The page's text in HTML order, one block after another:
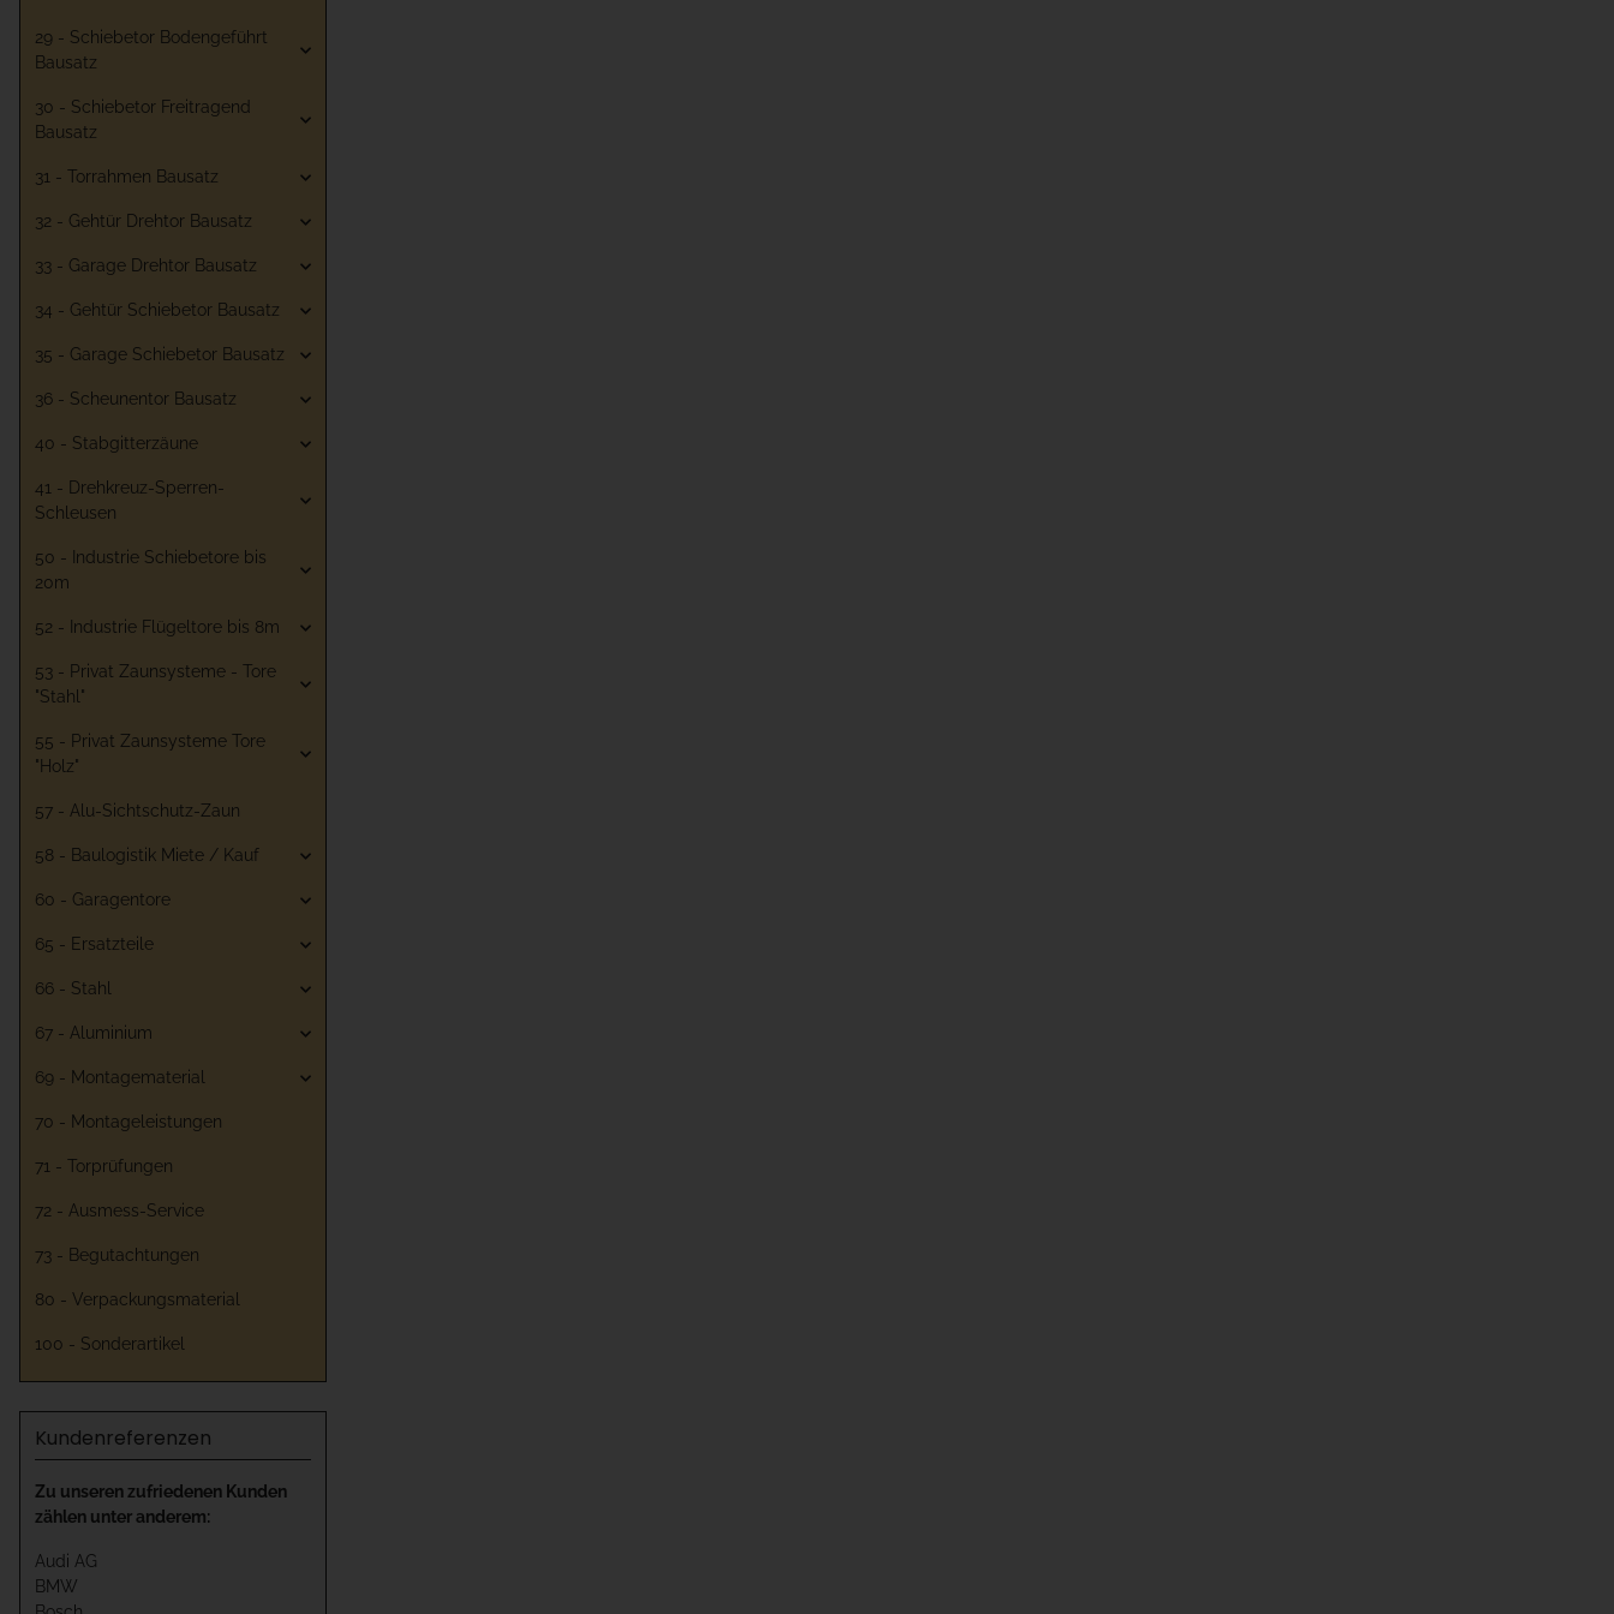
29 - Schiebetor Bodengeführt
Bausatz
30 - Schiebetor Freitragend
Bausatz
31 - Torrahmen Bausatz
32 - Gehtür Drehtor Bausatz
33 - Garage Drehtor Bausatz
34 - Gehtür Schiebetor Bausatz
35 - Garage Schiebetor Bausatz
36 - Scheunentor Bausatz
40 - Stabgitterzäune
41 - Drehkreuz-Sperren-
Schleusen
50 - Industrie Schiebetore bis
20m
52 - Industrie Flügeltore bis 8m
53 - Privat Zaunsysteme - Tore
"Stahl"
55 - Privat Zaunsysteme Tore
"Holz"
57 - Alu-Sichtschutz-Zaun
58 - Baulogistik Miete / Kauf
60 - Garagentore
65 - Ersatzteile
66 - Stahl
67 - Aluminium
69 - Montagematerial
70 - Montageleistungen
71 - Torprüfungen
72 - Ausmess-Service
73 - Begutachtungen
80 - Verpackungsmaterial
100 - Sonderartikel
Kundenreferenzen
Zu unseren zufriedenen Kunden
zählen unter anderem:
Audi AG
BMW